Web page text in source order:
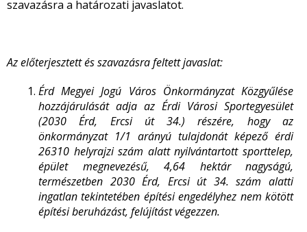
szavazásra a határozati javaslatot.
Az előterjesztett és szavazásra feltett javaslat:
Érd Megyei Jogú Város Önkormányzat Közgyűlése
hozzájárulását adja az Érdi Városi Sportegyesület
(2030 Érd, Ercsi út 34.) részére, hogy az
önkormányzat 1/1 arányú tulajdonát képező érdi
26310 helyrajzi szám alatt nyilvántartott sporttelep,
épület megnevezésű, 4,64 hektárnagyságú,
természetben 2030 Érd, Ercsi út 34. szám alatti
ingatlan tekintetében építési engedélyhez nem kötött
építési beruházást, felújítást végezzen.